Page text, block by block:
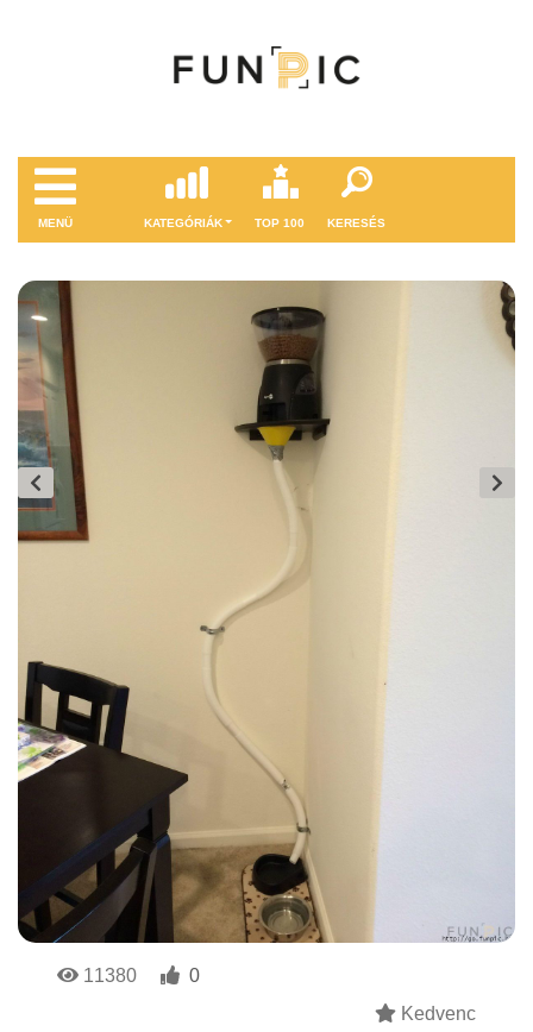
MENÜ KATEGÓRIÁK TOP 100 KERESÉS
11380
0
Kedvenc